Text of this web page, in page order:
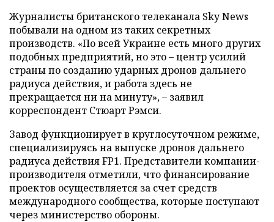
Журналисты британского телеканала Sky News
побывали на одном из таких секретных
производств. «По всей Украине есть много других
подобных предприятий, но это – центр усилий
страны по созданию ударных дронов дальнего
радиуса действия, и работа здесь не
прекращается ни на минуту», – заявил
корреспондент Стюарт Рэмси.
Завод функционирует в круглосуточном режиме,
специализируясь на выпуске дронов дальнего
радиуса действия FP1. Представители компании-
производителя отметили, что финансирование
проектов осуществляется за счет средств
международного сообщества, которые поступают
через министерство обороны.